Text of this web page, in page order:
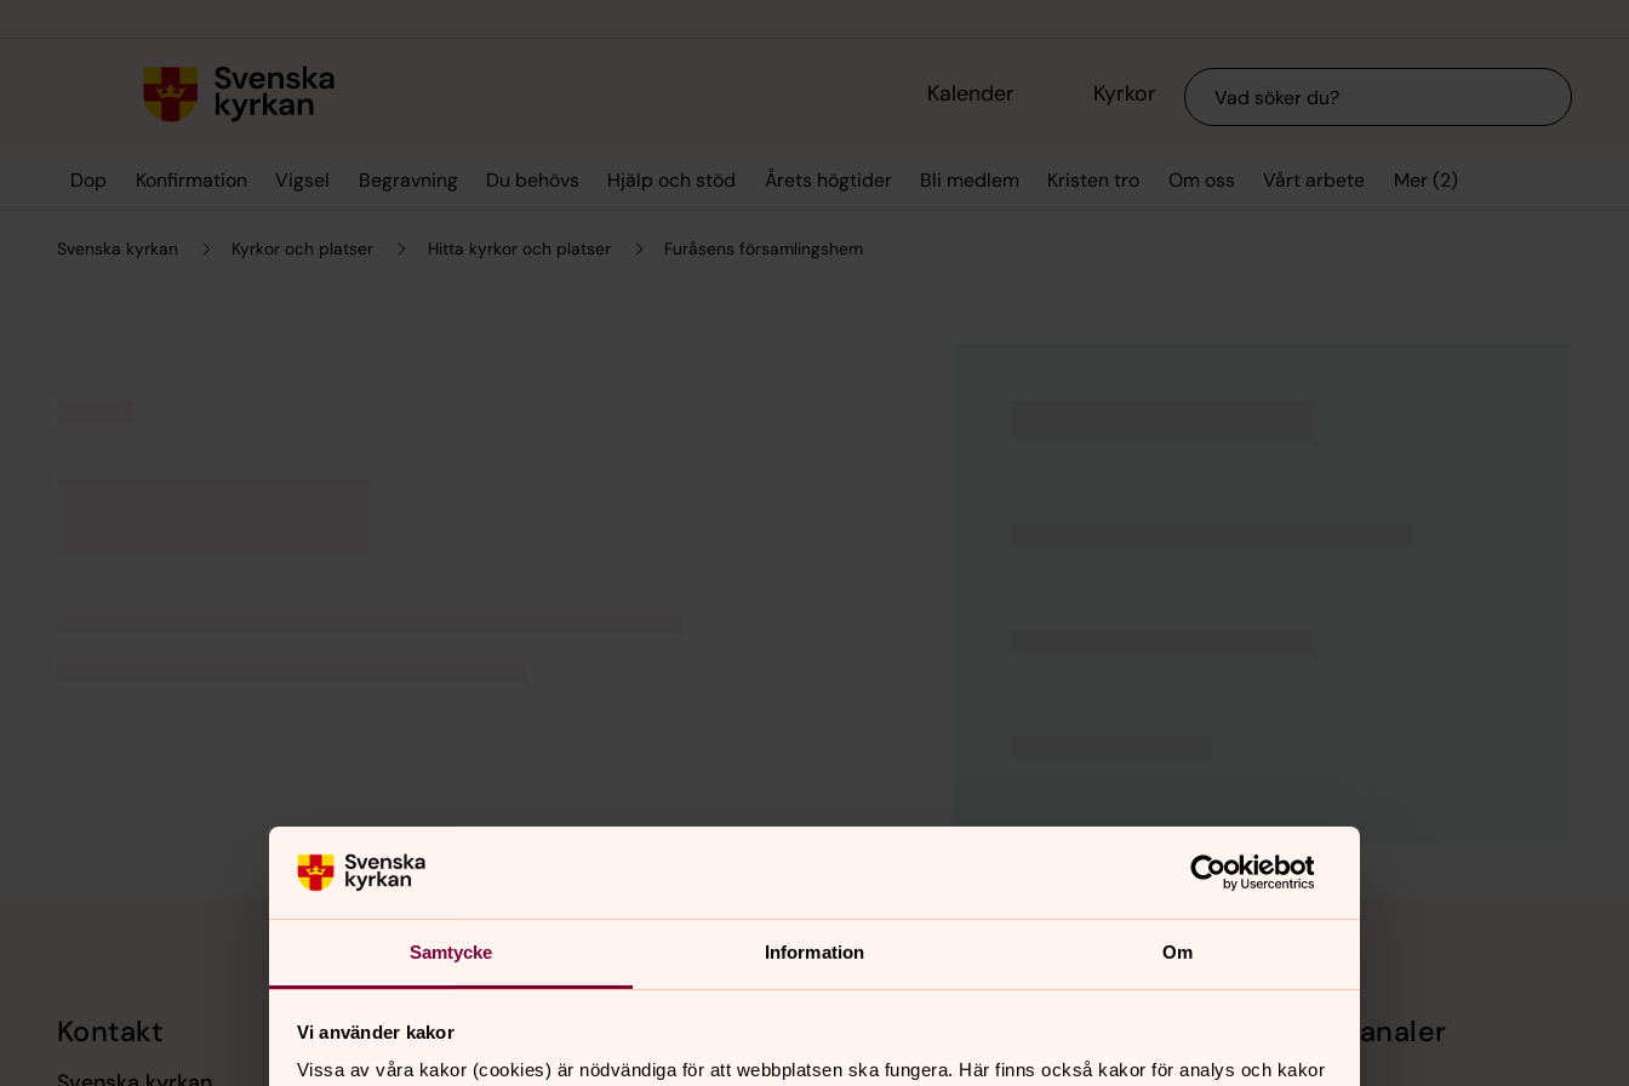
Samtycke Information Om
Vi använder kakor
Vissa av våra kakor (cookies) är nödvändiga för att webbplatsen ska fungera. Här finns också kakor för analys och kakor
Kalender Kyrkor Sök
Dop Konfirmation Vigsel Begravning Du behövs Hjälp och stöd Årets högtider Bli medlem Kristen tro Om oss Vårt arbete Mer (2)
Svenska kyrkan Kyrkor och platser Hitta kyrkor och platser Furåsens församlingshem
Kontakt Kalender Sociala kanaler